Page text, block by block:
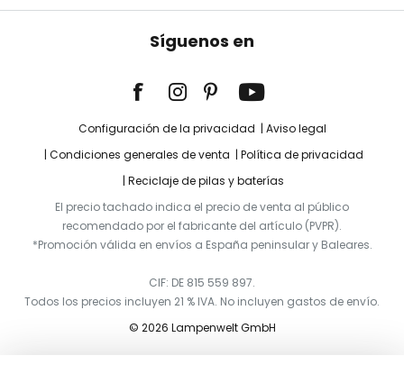
Síguenos en
Configuración de la privacidad
Aviso legal
Condiciones generales de venta
Política de privacidad
Reciclaje de pilas y baterías
El precio tachado indica el precio de venta al público
recomendado por el fabricante del artículo (PVPR).
*Promoción válida en envíos a España peninsular y Baleares.
CIF: DE 815 559 897.
Todos los precios incluyen 21 % IVA. No incluyen gastos de envío.
© 2026 Lampenwelt GmbH